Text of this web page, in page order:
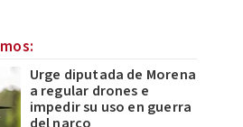
Urge diputada de Morena
a regular drones e
impedir su uso en guerra